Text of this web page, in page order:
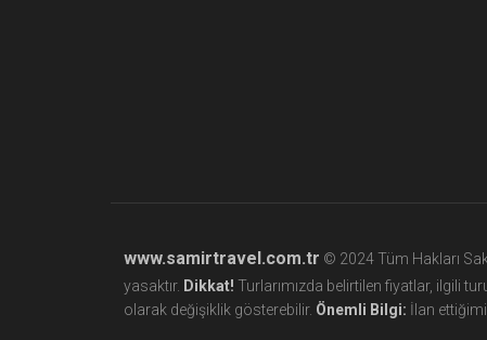
www.samirtravel.com.tr © 2024 Tüm Hakları
yasaktır. Dikkat! Turlarımızda belirtilen fiyatlar, ilgili
olarak değişiklik gösterebilir. Önemli Bilgi: İlan